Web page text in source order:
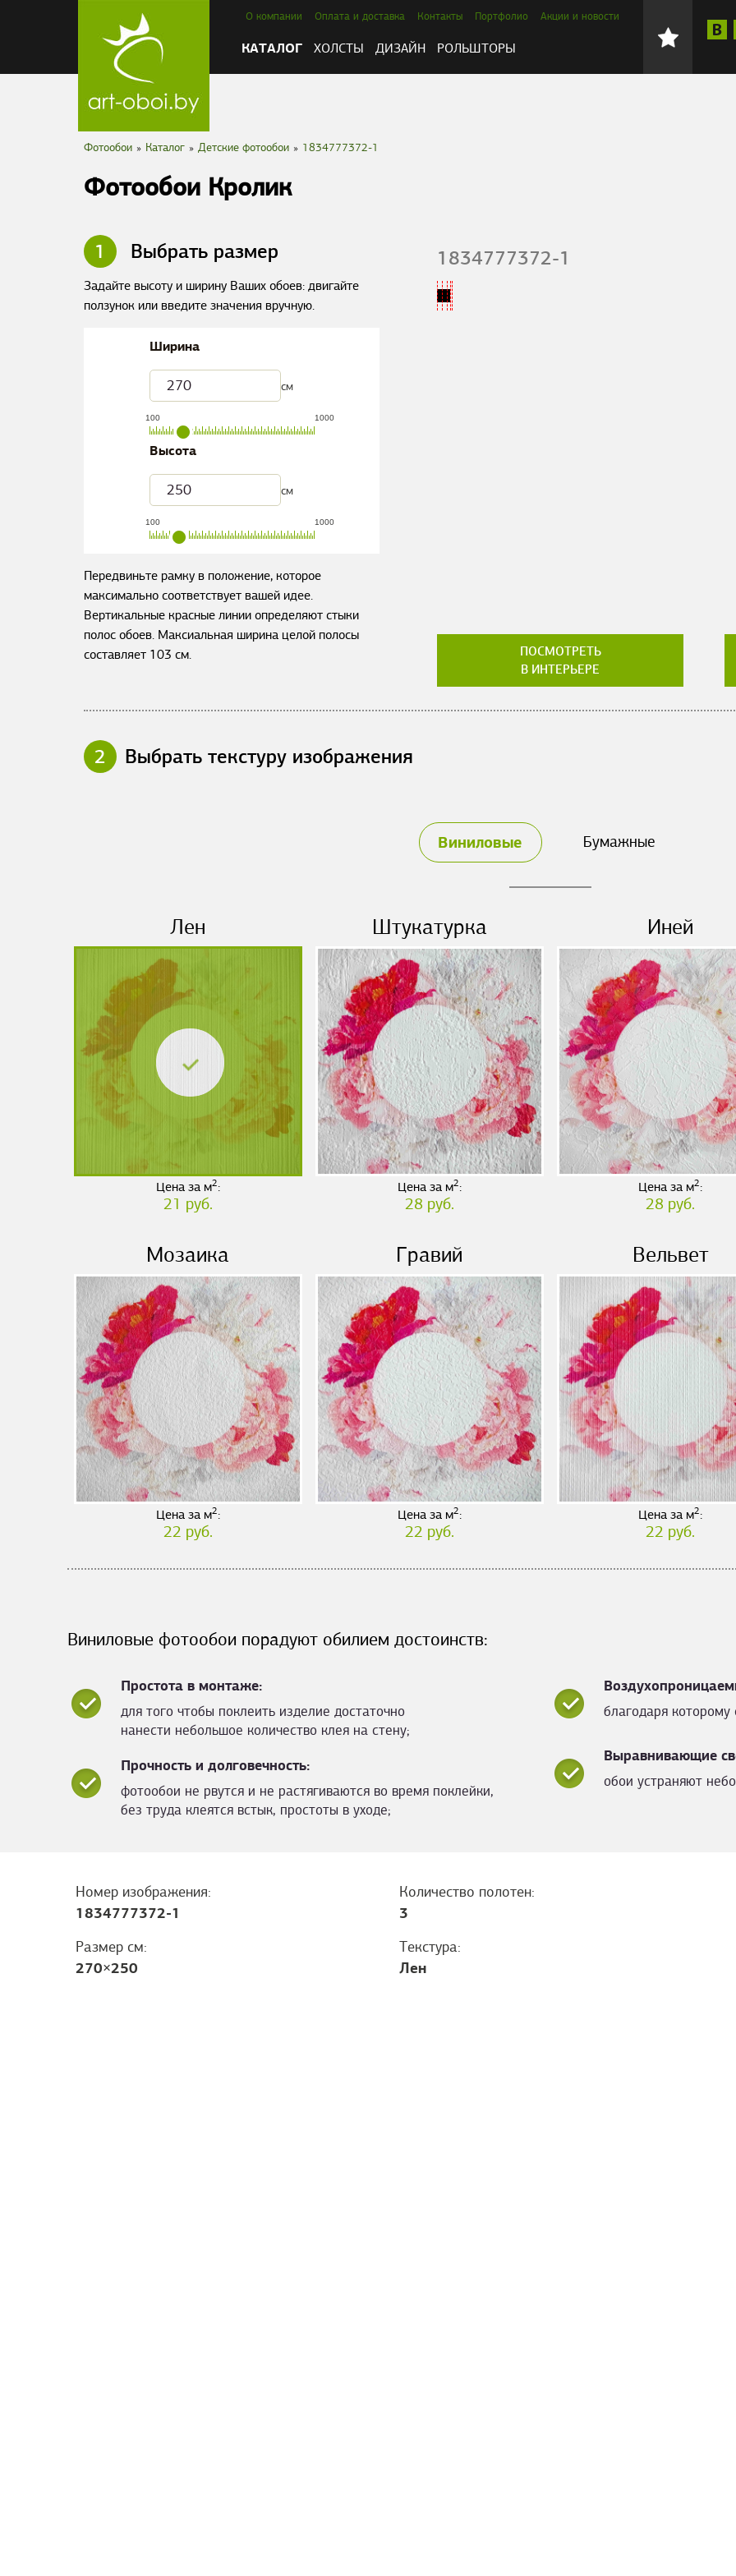
О компании Оплата и доставка Контакты Портфолио Акции и новости
КАТАЛОГ ХОЛСТЫ ДИЗАЙН РОЛЬШТОРЫ
Фотообои » Каталог » Детские фотообои » 1834777372-1
Фотообои Кролик
1 Выбрать размер
Задайте высоту и ширину Ваших обоев: двигайте
ползунок или введите значения вручную.
Ширина
см
100 1000
Высота
см
100 1000
Передвиньте рамку в положение, которое
максимально соответствует вашей идее.
Вертикальные красные линии определяют стыки
полос обоев. Максиальная ширина целой полосы
составляет 103 см.
1834777372-1
ПОСМОТРЕТЬ
В ИНТЕРЬЕРЕ
2 Выбрать текстуру изображения
Виниловые Бумажные
Лен
Цена за м2:
21 руб.
Штукатурка
Цена за м2:
28 руб.
Иней
Цена за м2:
28 руб.
Мозаика
Цена за м2:
22 руб.
Гравий
Цена за м2:
22 руб.
Вельвет
Цена за м2:
22 руб.
Виниловые фотообои порадуют обилием достоинств:
Простота в монтаже:
для того чтобы поклеить изделие достаточно
нанести небольшое количество клея на стену;
благодаря
Выравнивающие
обои устраняют
Прочность и долговечность:
фотообои не рвутся и не растягиваются во время поклейки,
без труда клеятся встык, простоты в уходе;
Номер изображения:
1834777372-1
Количество полотен:
3
Размер см:
270×250
Текстура:
Лен